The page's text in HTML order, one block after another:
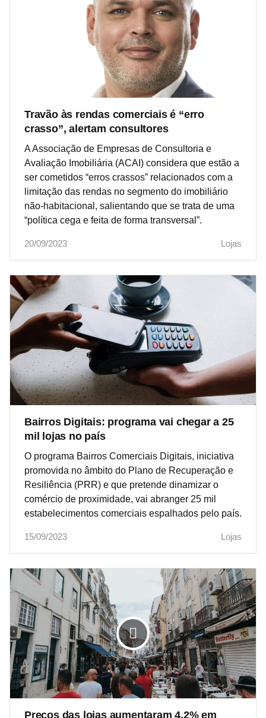
Travão às rendas comerciais é “erro
crasso”, alertam consultores
A Associação de Empresas de Consultoria e
Avaliação Imobiliária (ACAI) considera que estão a
ser cometidos “erros crassos” relacionados com a
limitação das rendas no segmento do imobiliário
não-habitacional, salientando que se trata de uma
“política cega e feita de forma transversal”.
20/09/2023 Lojas
Bairros Digitais: programa vai chegar a 25
mil lojas no país
O programa Bairros Comerciais Digitais, iniciativa
promovida no âmbito do Plano de Recuperação e
Resiliência (PRR) e que pretende dinamizar o
comércio de proximidade, vai abranger 25 mil
estabelecimentos comerciais espalhados pelo país.
15/09/2023 Lojas
Preços das lojas aumentaram 4,2% em